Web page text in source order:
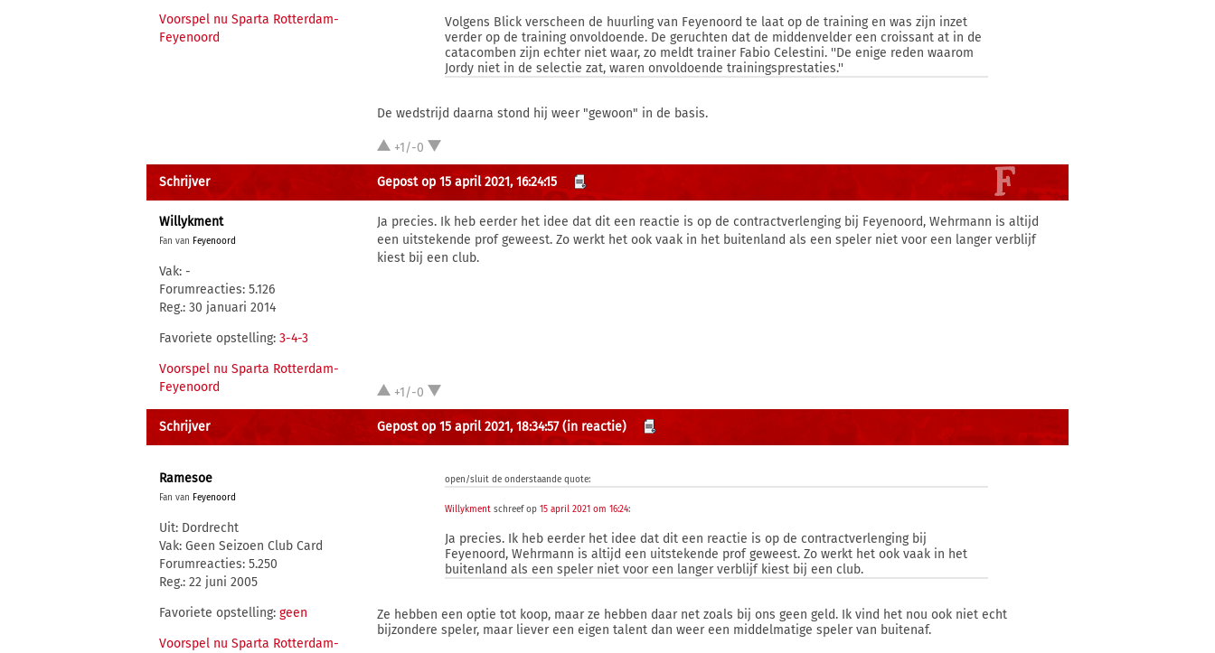
Voorspel nu Sparta Rotterdam-
Feyenoord
Volgens Blick verscheen de huurling van Feyenoord te laat op de training en was zijn inzet
verder op de training onvoldoende. De geruchten dat de middenvelder een croissant at in de
catacomben zijn echter niet waar, zo meldt trainer Fabio Celestini. ''De enige reden waarom
Jordy niet in de selectie zat, waren onvoldoende trainingsprestaties.''
De wedstrijd daarna stond hij weer "gewoon" in de basis.
+1/-0
Schrijver Gepost op 15 april 2021, 16:24:15
Willykment
Fan van Feyenoord
Vak: -
Forumreacties: 5.126
Reg.: 30 januari 2014
Favoriete opstelling: 3-4-3
Voorspel nu Sparta Rotterdam-
Feyenoord
Ja precies. Ik heb eerder het idee dat dit een reactie is op de contractverlenging bij Feyenoord, Wehrmann is altijd
een uitstekende prof geweest. Zo werkt het ook vaak in het buitenland als een speler niet voor een langer verblijf
kiest bij een club.
+1/-0
Schrijver Gepost op 15 april 2021, 18:34:57 (in reactie)
Ramesoe
Fan van Feyenoord
Uit: Dordrecht
Vak: Geen Seizoen Club Card
Forumreacties: 5.250
Reg.: 22 juni 2005
Favoriete opstelling: geen
Voorspel nu Sparta Rotterdam-
open/sluit de onderstaande quote:
Willykment schreef op15 april 2021 om 16:24:
Ja precies. Ik heb eerder het idee dat dit een reactie is op de contractverlenging bij
Feyenoord, Wehrmann is altijd een uitstekende prof geweest. Zo werkt het ook vaak in het
buitenland als een speler niet voor een langer verblijf kiest bij een club.
Ze hebben een optie tot koop, maar ze hebben daar net zoals bij ons geen geld. Ik vind het nou ook niet echt
bijzondere speler, maar liever een eigen talent dan weer een middelmatige speler van buitenaf.